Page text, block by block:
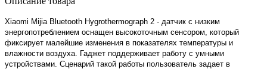
Xiaomi Mijia Bluetooth Hygrothermograph 2 - датчик с низким
энергопотреблением оснащен высокоточным сенсором, который
фиксирует малейшие изменения в показателях температуры и
влажности воздуха. Гаджет поддерживает работу с умными
устройствами. Сценарий такой работы пользователь задает в